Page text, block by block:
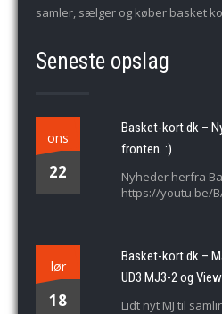
samler, sælger og køber basket
Seneste opslag
ons
22
Basket-kort.dk –
fronten. :)
Nyheder herfra
https://youtu.be/
lør
18
Basket-kort.dk –
UD3 MJ3-2 og
Lidt nyt MJ til